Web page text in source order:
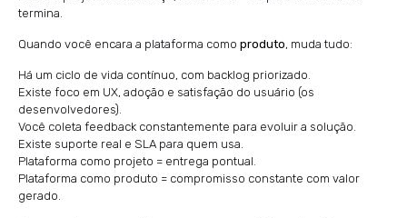
termina.
Quando você encara a plataforma como produto, muda tudo:
Há um ciclo de vida contínuo, com backlog priorizado.
Existe foco em UX, adoção e satisfação do usuário (os
desenvolvedores).
Você coleta feedback constantemente para evoluir a solução.
Existe suporte real e SLA para quem usa.
Plataforma como projeto = entrega pontual.
Plataforma como produto = compromisso constante com valor
gerado.